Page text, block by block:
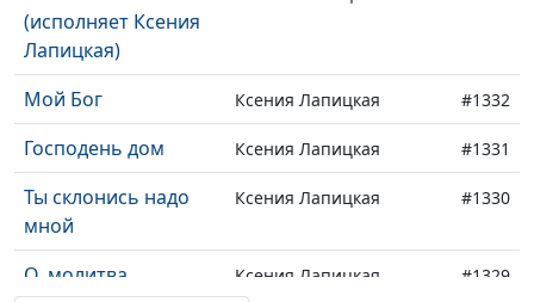
(исполняет Ксения
Лапицкая)
Мой Бог Ксения Лапицкая #1332
Господень дом Ксения Лапицкая #1331
Ты склонись надо
мной
Ксения Лапицкая #1330
О, молитва Ксения Лапицкая #1329